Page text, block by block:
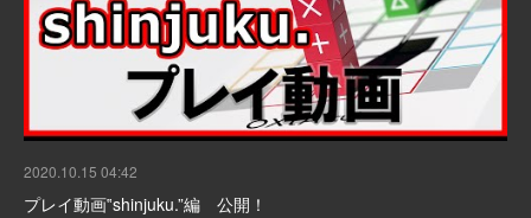
2020.10.15 04:42
プレイ動画‟shinjuku.”編 公開！